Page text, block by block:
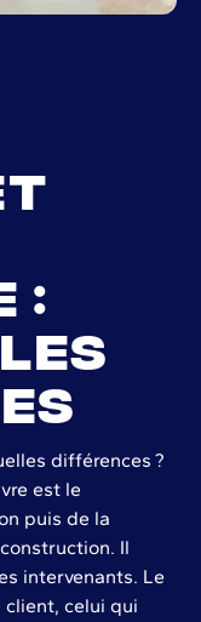
:
différences ?
est le
puis de la
Il
intervenants. Le
client, celui qui